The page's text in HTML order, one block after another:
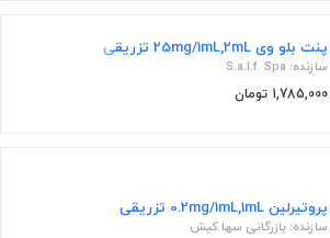
پنت بلو وی 25mg/1mL,2mL تزریقی
سازنده: S.a.l.f. Spa
1,785,000 تومان
پروتیرلین 0.2mg/1mL,1mL تزریقی
سازنده: بازرگانی سها کیش